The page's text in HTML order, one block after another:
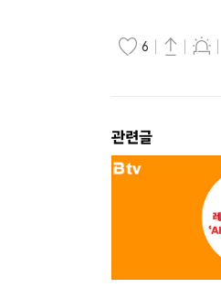
6
관련글